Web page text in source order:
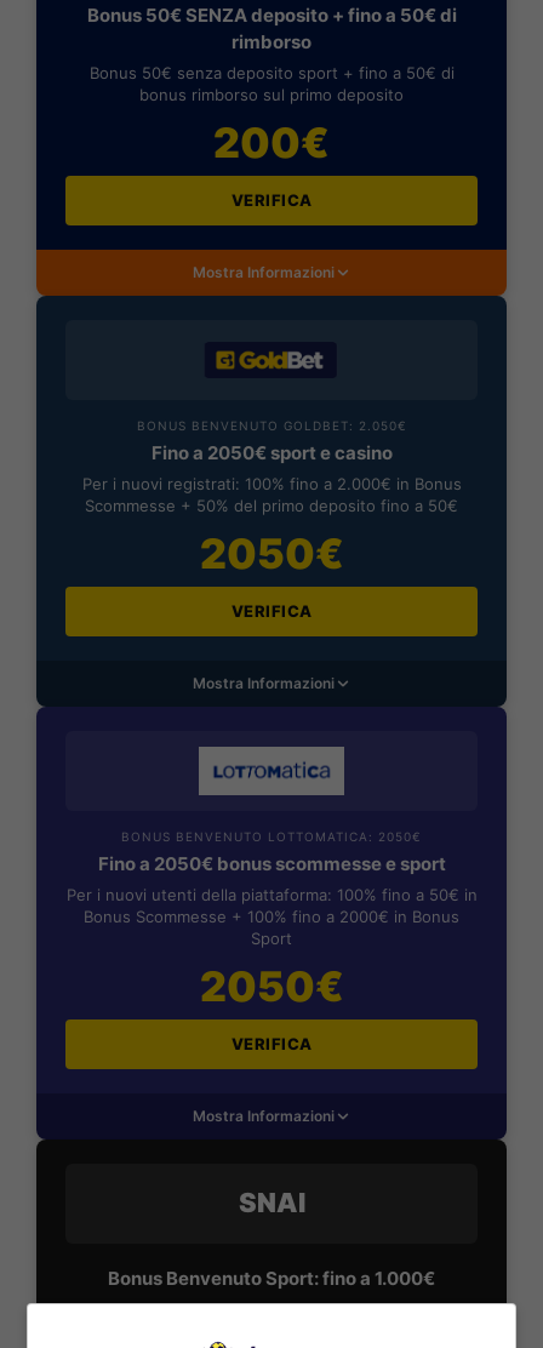
Bonus 50€ SENZA deposito + fino a 50€ di
rimborso
Bonus 50€ senza deposito sport + fino a 50€ di
bonus rimborso sul primo deposito
200€
VERIFICA
Mostra Informazioni
BONUS BENVENUTO GOLDBET: 2.050€
Fino a 2050€ sport e casino
Per i nuovi registrati: 100% fino a 2.000€ in Bonus
Scommesse + 50% del primo deposito fino a 50€
2050€
VERIFICA
Mostra Informazioni
BONUS BENVENUTO LOTTOMATICA: 2050€
Fino a 2050€ bonus scommesse e sport
Per i nuovi utenti della piattaforma: 100% fino a 50€ in
Bonus Scommesse + 100% fino a 2000€ in Bonus
Sport
2050€
VERIFICA
Mostra Informazioni
SNAI
Bonus Benvenuto Sport: fino a 1.000€
50% sul deposito fino a 50€